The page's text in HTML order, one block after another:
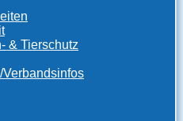
& Tierschutz